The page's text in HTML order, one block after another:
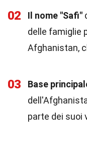
02 Il nome "Safi"
delle famiglie
Afghanistan,
03 Base
parte dei suoi